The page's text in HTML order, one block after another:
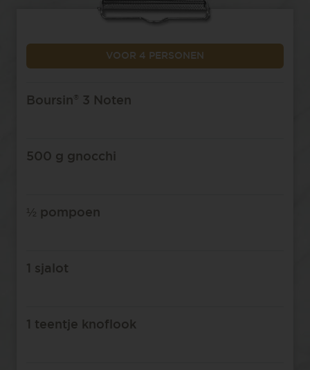
VOOR 4 PERSONEN
Boursin ® 3 Noten
500 g gnocchi
½ pompoen
1 sjalot
1 teentje knoflook